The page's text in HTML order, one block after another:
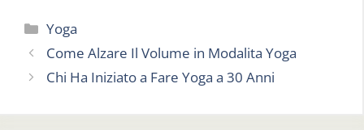
Categorie
Yoga
Come Alzare Il Volume in Modalita Yoga
Chi Ha Iniziato a Fare Yoga a 30 Anni